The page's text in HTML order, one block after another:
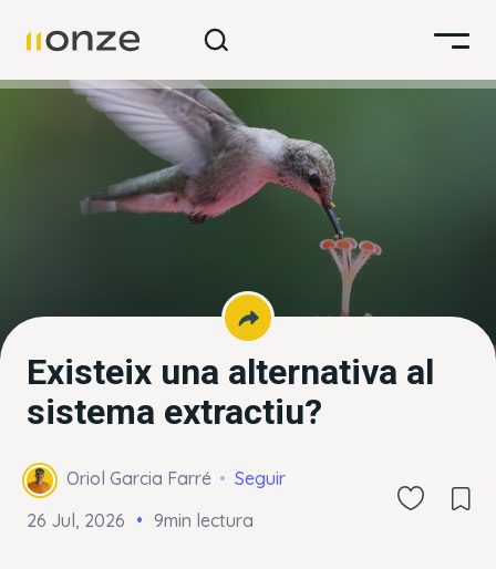
Existeix una alternativa al
sistema extractiu?
Oriol Garcia Farré
Seguir
26 Jul, 2026
9min lectura